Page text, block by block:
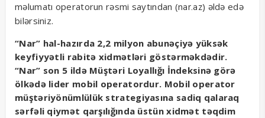
məlumatı operatorun rəsmi saytından (nar.az) əldə edə
bilərsiniz.
“Nar” hal-hazırda 2,2 milyon abunəçiyə yüksək
keyfiyyətli rabitə xidmətləri göstərməkdədir.
“Nar” son 5 ildə Müştəri Loyallığı İndeksinə görə
ölkədə lider mobil operatordur. Mobil operator
müştəriyönümlülük strategiyasına sadiq qalaraq
sərfəli qiymət qarşılığında üstün xidmət təqdim